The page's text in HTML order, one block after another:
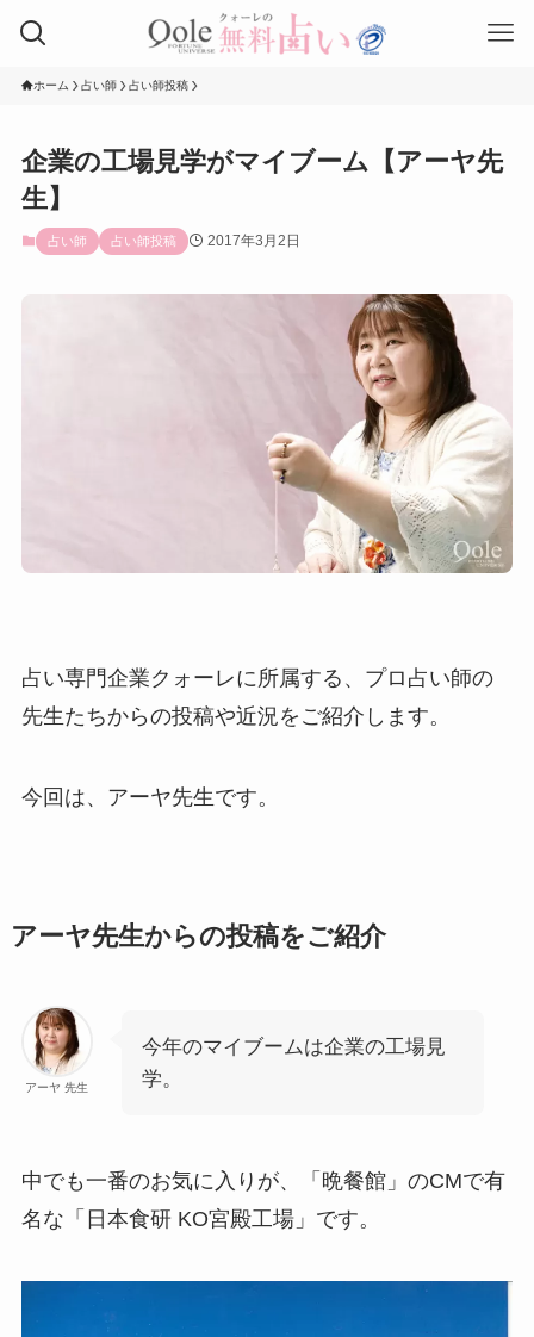
ホーム 占い師 占い師投稿
企業の工場見学がマイブーム【アーヤ先
生】
占い師 占い師投稿 2017年3月2日
占い専門企業クォーレに所属する、プロ占い師の
先生たちからの投稿や近況をご紹介します。
今回は、アーヤ先生です。
アーヤ先生からの投稿をご紹介
アーヤ 先生
今年のマイブームは企業の工場見
学。
中でも一番のお気に入りが、「晩餐館」のCMで有
名な「日本食研 KO宮殿工場」です。